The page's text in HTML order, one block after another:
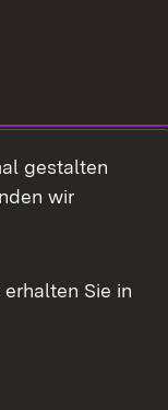
gestalten
wir
Sie in